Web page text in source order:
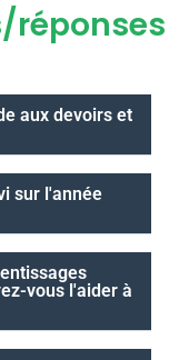
réponses
aux devoirs et
sur l'année
vous l'aider à